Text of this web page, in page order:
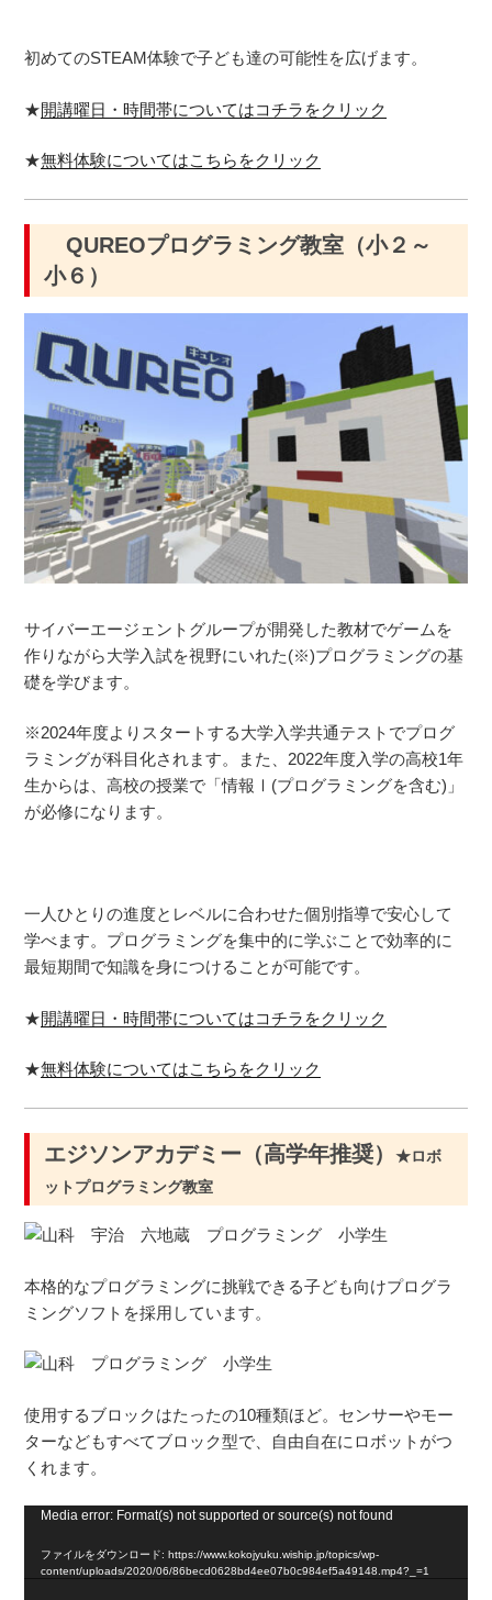
初めてのSTEAM体験で子ども達の可能性を広げます。
★開講曜日・時間帯についてはコチラをクリック
★無料体験についてはこちらをクリック
QUREOプログラミング教室（小２～
小６）
サイバーエージェントグループが開発した教材でゲームを
作りながら大学入試を視野にいれた(※)プログラミングの基
礎を学びます。
※2024年度よりスタートする大学入学共通テストでプログ
ラミングが科目化されます。また、2022年度入学の高校1年
生からは、高校の授業で「情報Ⅰ(プログラミングを含む)」
が必修になります。
一人ひとりの進度とレベルに合わせた個別指導で安心して
学べます。プログラミングを集中的に学ぶことで効率的に
最短期間で知識を身につけることが可能です。
★開講曜日・時間帯についてはコチラをクリック
★無料体験についてはこちらをクリック
エジソンアカデミー（高学年推奨）★ロボ
ットプログラミング教室
本格的なプログラミングに挑戦できる子ども向けプログラ
ミングソフトを採用しています。
使用するブロックはたったの10種類ほど。センサーやモー
ターなどもすべてブロック型で、自由自在にロボットがつ
くれます。
Media error: Format(s) not supported or source(s) not found
ファイルをダウンロード: https://www.kokojyuku.wiship.jp/topics/wp-
content/uploads/2020/06/86becd0628bd4ee07b0c984ef5a49148.mp4?_=1